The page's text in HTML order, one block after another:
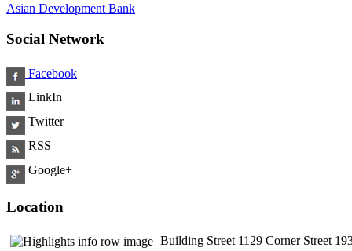
Asian Development Bank
Social Network
Facebook
LinkIn
Twitter
RSS
Google+
Location
Building Street 1129 Corner Street